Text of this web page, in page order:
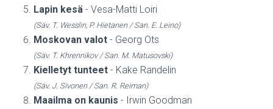
Lapin kesä - Vesa-Matti Loiri
(Säv. T. Wesslin, P. Hietanen / San. E. Leino)
Moskovan valot - Georg Ots
(Säv. T. Khrennikov / San. M. Matusovski)
Kielletyt tunteet - Kake Randelin
(Säv. J. Sivonen / San. R. Reiman)
Maailma on kaunis - Irwin Goodman